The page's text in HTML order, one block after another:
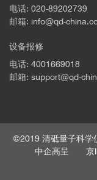
电话: 020-89202739
邮箱: info@qd-
设备报修
电话: 4001669018
邮箱: support@qd-
©2019 清砥量子科学
中企高呈 京